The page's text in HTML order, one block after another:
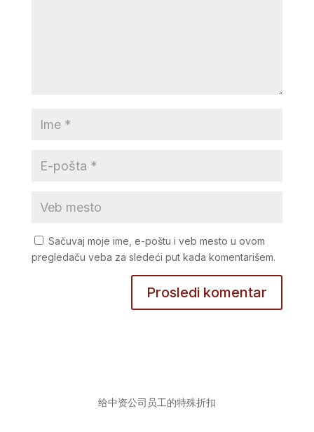
Sačuvaj moje ime, e-poštu i veb mesto u ovom
pregledaču veba za sledeći put kada komentarišem.
给中资公司员工的特殊折扣